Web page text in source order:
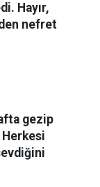
Hayır,
nefret
gezip